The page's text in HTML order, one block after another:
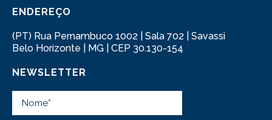
ENDEREÇO
(PT) Rua Pernambuco 1002 | Sala 702 | Savassi
Belo Horizonte | MG | CEP 30.130-154
NEWSLETTER